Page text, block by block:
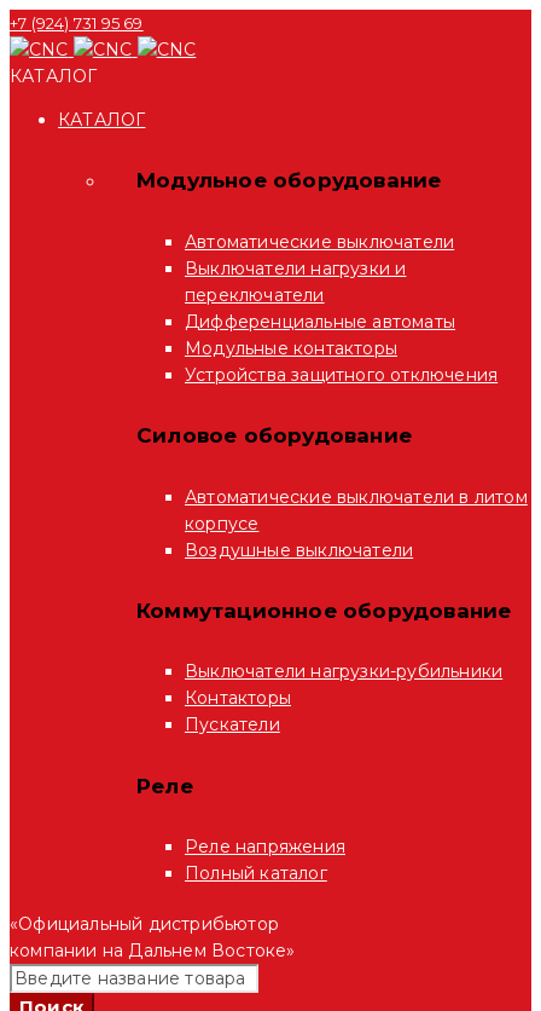
+7 (924) 731 95 69
КАТАЛОГ
КАТАЛОГ
Модульное оборудование
Автоматические выключатели
Выключатели нагрузки и
переключатели
Дифференциальные автоматы
Модульные контакторы
Устройства защитного отключения
Силовое оборудование
Автоматические выключатели в литом
корпусе
Воздушные выключатели
Коммутационное оборудование
Выключатели нагрузки-рубильники
Контакторы
Пускатели
Реле
Реле напряжения
Полный каталог
«Официальный дистрибьютор
компании на Дальнем Востоке»